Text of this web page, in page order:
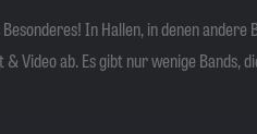
In Hallen, in denen
Video ab. Es gibt nur wenige Bands,